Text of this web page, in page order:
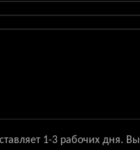
1-3 рабочих дня.